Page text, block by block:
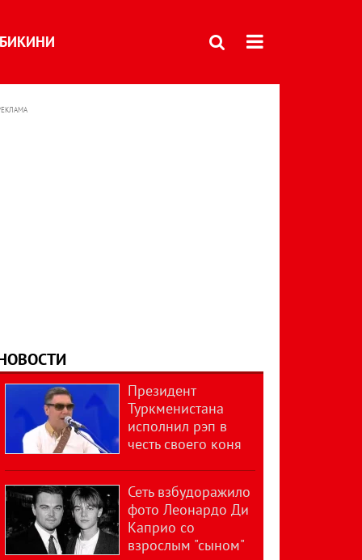
БИКИНИ
Президент
Туркменистана
исполнил рэп в
честь своего коня
Сеть взбудоражило
фото Леонардо Ди
Каприо со
взрослым "сыном"